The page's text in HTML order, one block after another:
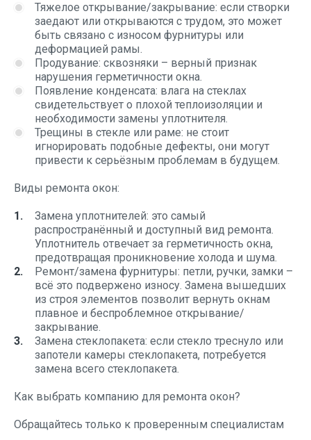
Тяжелое открывание/закрывание: если створки
заедают или открываются с трудом, это может
быть связано с износом фурнитуры или
деформацией рамы.
Продувание: сквозняки – верный признак
нарушения герметичности окна.
Появление конденсата: влага на стеклах
свидетельствует о плохой теплоизоляции и
необходимости замены уплотнителя.
Трещины в стекле или раме: не стоит
игнорировать подобные дефекты, они могут
привести к серьёзным проблемам в будущем.
Виды ремонта окон:
Замена уплотнителей: это самый
распространённый и доступный вид ремонта.
Уплотнитель отвечает за герметичность окна,
предотвращая проникновение холода и шума.
Ремонт/замена фурнитуры: петли, ручки, замки –
всё это подвержено износу. Замена вышедших
из строя элементов позволит вернуть окнам
плавное и беспроблемное открывание/
закрывание.
Замена стеклопакета: если стекло треснуло или
запотели камеры стеклопакета, потребуется
замена всего стеклопакета.
Как выбрать компанию для ремонта окон?
Обращайтесь только к проверенным специалистам